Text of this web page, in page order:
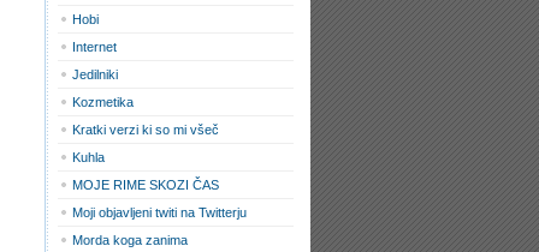
Hobi
Internet
Jedilniki
Kozmetika
Kratki verzi ki so mi všeč
Kuhla
MOJE RIME SKOZI ČAS
Moji objavljeni twiti na Twitterju
Morda koga zanima